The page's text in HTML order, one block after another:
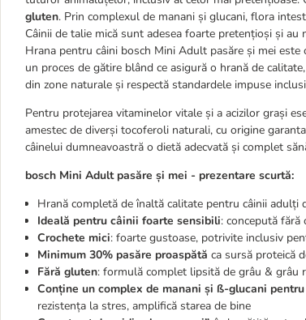
gluten. Prin complexul de manani și glucani, flora
Câinii de talie mică sunt adesea foarte pretențioși și au
Hrana pentru câini bosch Mini Adult pasăre și mei
un proces de gătire blând ce asigură o hrană de
din zone naturale și respectă standardele impuse
Pentru protejarea vitaminelor vitale și a acizilor grași
amestec de diverși tocoferoli naturali, cu origine
câinelui dumneavoastră o dietă adecvată și complet
bosch Mini Adult pasăre și mei - prezentare scurtă:
Hrană completă de înaltă calitate pentru câinii adulți
Ideală pentru câinii foarte sensibili: concepută
Crochete mici: foarte gustoase, potrivite inclusiv
Minimum 30% pasăre proaspătă ca sursă proteică
Fără gluten: formulă complet lipsită de grâu & grâu
Conține un complex de manani și ß-glucani
rezistența la stres, amplifică starea de bine